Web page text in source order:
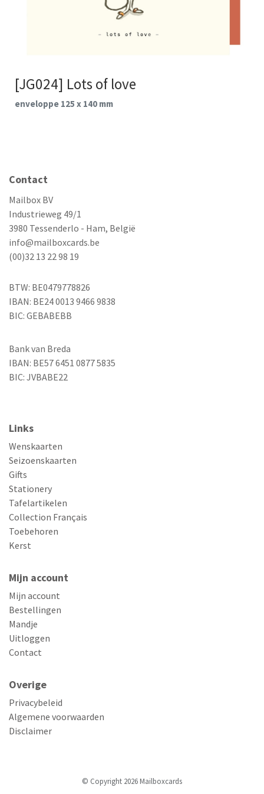
[JG024] Lots of love
enveloppe 125 x 140 mm
Contact
Mailbox BV
Industrieweg 49/1
3980 Tessenderlo - Ham, België
info@mailboxcards.be
(00)32 13 22 98 19
BTW: BE0479778826
IBAN: BE24 0013 9466 9838
BIC: GEBABEBB
Bank van Breda
IBAN: BE57 6451 0877 5835
BIC: JVBABE22
Links
Wenskaarten
Seizoenskaarten
Gifts
Stationery
Tafelartikelen
Collection Français
Toebehoren
Kerst
Mijn account
Mijn account
Bestellingen
Mandje
Uitloggen
Contact
Overige
Privacybeleid
Algemene voorwaarden
Disclaimer
© Copyright 2026 Mailboxcards